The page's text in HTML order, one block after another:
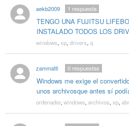
aekb2009
TENGO UNA FUJITSU
INSTALADO TODOS LOS
1 respuesta
windows, xp, drivers, q
zammatti
Windows me exige el
unos archivosque antes sí
0respuestas
ordenador, windows, archivos, xp,